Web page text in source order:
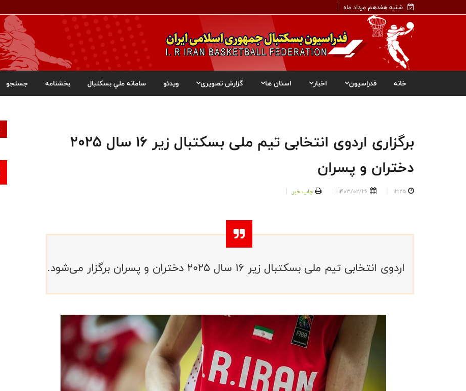
شنبه هفدهم مرداد ماه
خانه فدراسیون اخبار استان ها گزارش تصویری ویدئو سامانه ملي بسکتبال بخشنامه جستجو
برگزاری اردوی انتخابی تیم ملی بسکتبال زیر 16 سال ۲۰۲۵
دختران و پسران
12:25
1403/02/26 چاپ خبر
اردوی انتخابی تیم ملی بسکتبال زیر 16 سال ۲۰۲۵ دختران و پسران برگزار می‌شود.